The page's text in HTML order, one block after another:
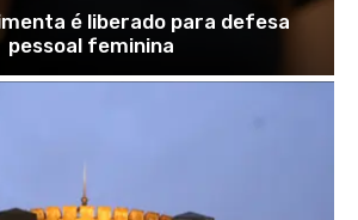
é liberado para defesa
pessoal feminina